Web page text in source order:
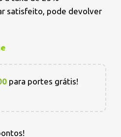
satisfeito, pode devolver
para portes grátis!